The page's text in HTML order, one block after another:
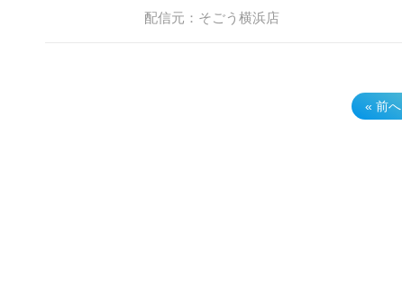
配信元：そごう横浜店
« 前へ